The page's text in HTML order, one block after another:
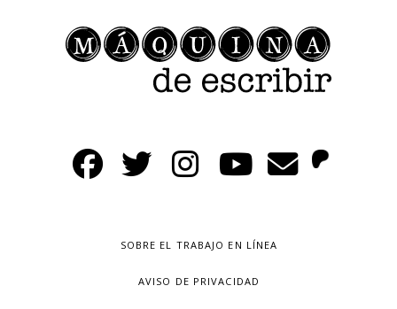
SOBRE EL TRABAJO EN LÍNEA
AVISO DE PRIVACIDAD